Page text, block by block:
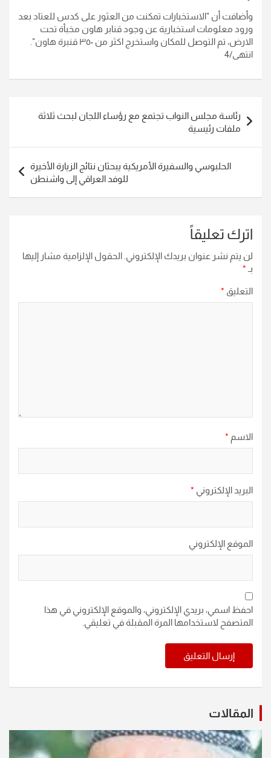
وأضافت أن "الاستخبارات تمكنت من العثور على كدس للعتاد بعد
ورود معلومات استخبارية عن وجود قنابر هاون مخبأة تحت
الارض، تم التوصل للمكان واستخرج اكثر من ٣٥٠ قنبرة هاون".
انتهى/4
المقالات
رئاسة مجلس النواب تجتمع مع رؤساء اللجان لبحث ثلاثة
ملفات رئيسية
الحلبوسي والسفيرة الأمريكية يبحثان نتائج الزيارة الأخيرة
للوفد العراقي إلى واشنطن
اترك تعليقاً
لن يتم نشر عنوان بريدك الإلكتروني. الحقول الإلزامية مشار إليها
بـ *
التعليق *
الاسم *
البريد الإلكتروني *
الموقع الإلكتروني
احفظ اسمي، بريدي الإلكتروني، والموقع الإلكتروني في هذا
المتصفح لاستخدامها المرة المقبلة في تعليقي.
المقالات